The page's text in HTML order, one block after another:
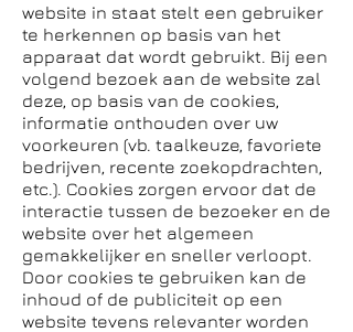
website in staat stelt een gebruiker
te herkennen op basis van het
apparaat dat wordt gebruikt. Bij een
volgend bezoek aan de website zal
deze, op basis van de cookies,
informatie onthouden over uw
voorkeuren (vb. taalkeuze, favoriete
bedrijven, recente zoekopdrachten,
etc.). Cookies zorgen ervoor dat de
interactie tussen de bezoeker en de
website over het algemeen
gemakkelijker en sneller verloopt.
Door cookies te gebruiken kan de
inhoud of de publiciteit op een
website tevens relevanter worden